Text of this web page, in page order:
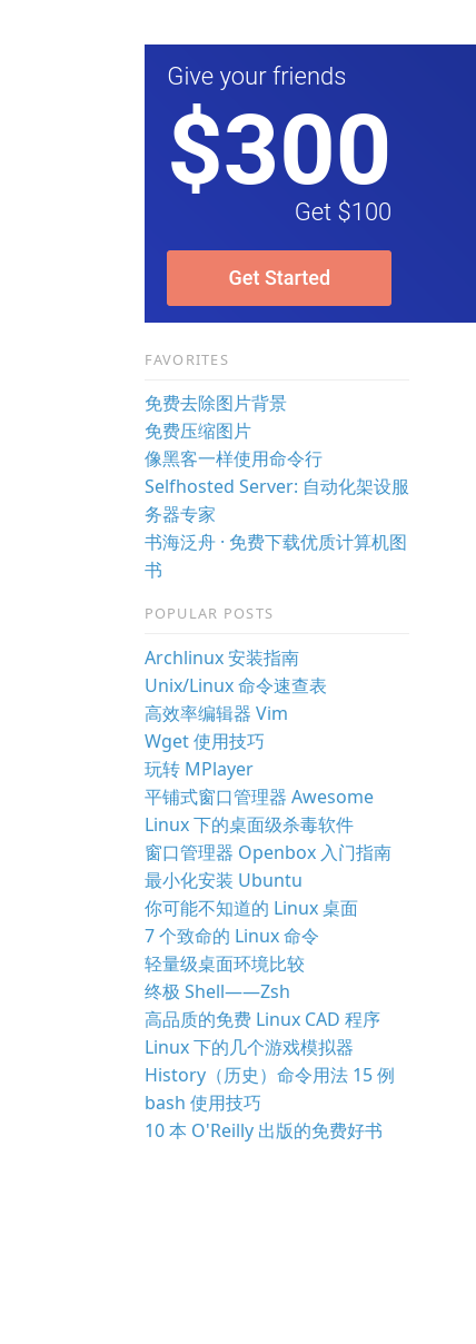
FAVORITES
免费去除图片背景
免费压缩图片
像黑客一样使用命令行
Selfhosted Server: 自动化架设服
务器专家
书海泛舟 · 免费下载优质计算机图
书
POPULAR POSTS
Archlinux 安装指南
Unix/Linux 命令速查表
高效率编辑器 Vim
Wget 使用技巧
玩转 MPlayer
平铺式窗口管理器 Awesome
Linux 下的桌面级杀毒软件
窗口管理器 Openbox 入门指南
最小化安装 Ubuntu
你可能不知道的 Linux 桌面
7 个致命的 Linux 命令
轻量级桌面环境比较
终极 Shell——Zsh
高品质的免费 Linux CAD 程序
Linux 下的几个游戏模拟器
History（历史）命令用法 15 例
bash 使用技巧
10 本 O'Reilly 出版的免费好书